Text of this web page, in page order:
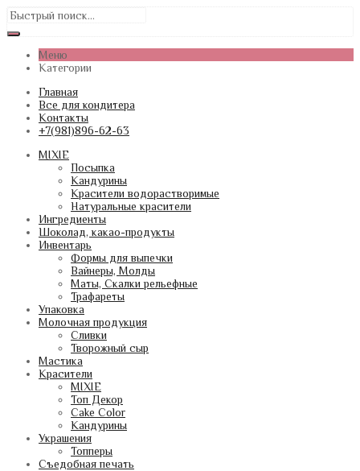
Меню
Категории
Главная
Все для кондитера
Контакты
+7(981)896-62-63
MIXIE
Посыпка
Кандурины
Красители водорастворимые
Натуральные красители
Ингредиенты
Шоколад, какао-продукты
Инвентарь
Формы для выпечки
Вайнеры, Молды
Маты, Скалки рельефные
Трафареты
Упаковка
Молочная продукция
Сливки
Творожный сыр
Мастика
Красители
MIXIE
Топ Декор
Cake Color
Кандурины
Украшения
Топперы
Съедобная печать